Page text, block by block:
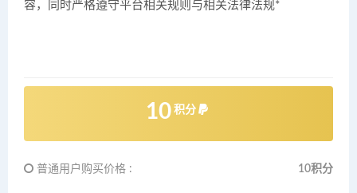
容，同时严格遵守平台相关规则与相关法律法规*
10 积分
普通用户购买价格 : 10积分